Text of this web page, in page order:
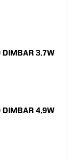
DIMBAR 3,7W
DIMBAR 4,9W